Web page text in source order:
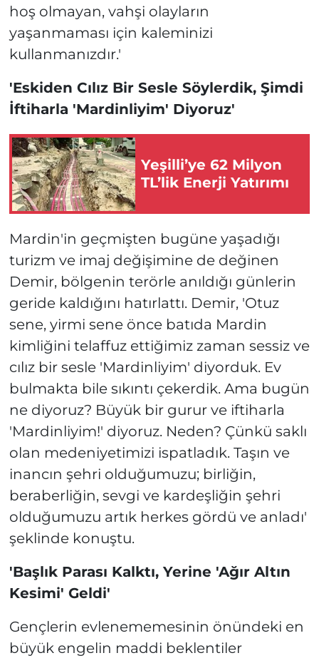
hoş olmayan, vahşi olayların
yaşanmaması için kaleminizi
kullanmanızdır.'
'Eskiden Cılız Bir Sesle Söylerdik, Şimdi
İftiharla 'Mardinliyim' Diyoruz'
Yeşilli’ye 62 Milyon
TL’lik Enerji Yatırımı
Mardin'in geçmişten bugüne yaşadığı
turizm ve imaj değişimine de değinen
Demir, bölgenin terörle anıldığı günlerin
geride kaldığını hatırlattı. Demir, 'Otuz
sene, yirmi sene önce batıda Mardin
kimliğini telaffuz ettiğimiz zaman sessiz ve
cılız bir sesle 'Mardinliyim' diyorduk. Ev
bulmakta bile sıkıntı çekerdik. Ama bugün
ne diyoruz? Büyük bir gurur ve iftiharla
'Mardinliyim!' diyoruz. Neden? Çünkü saklı
olan medeniyetimizi ispatladık. Taşın ve
inancın şehri olduğumuzu; birliğin,
beraberliğin, sevgi ve kardeşliğin şehri
olduğumuzu artık herkes gördü ve anladı'
şeklinde konuştu.
'Başlık Parası Kalktı, Yerine 'Ağır Altın
Kesimi' Geldi'
Gençlerin evlenememesinin önündeki en
büyük engelin maddi beklentiler